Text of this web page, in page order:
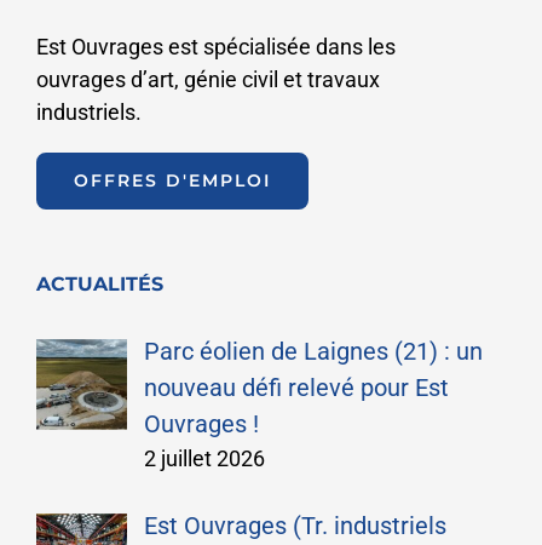
Est Ouvrages est spécialisée dans les
ouvrages d’art, génie civil et travaux
industriels.
OFFRES D'EMPLOI
ACTUALITÉS
Parc éolien de Laignes (21) : un
nouveau défi relevé pour Est
Ouvrages !
2 juillet 2026
Est Ouvrages (Tr. industriels